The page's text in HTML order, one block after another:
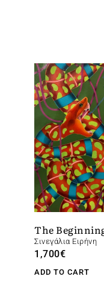
The
Σινεγάλια Ειρήνη
1,700€
ADD TO CART